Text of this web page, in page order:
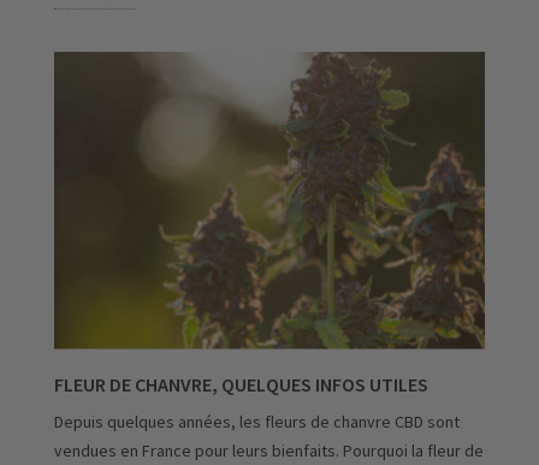
FLEUR DE CHANVRE, QUELQUES INFOS UTILES
Depuis quelques années, les fleurs de chanvre CBD sont
vendues en France pour leurs bienfaits. Pourquoi la fleur de